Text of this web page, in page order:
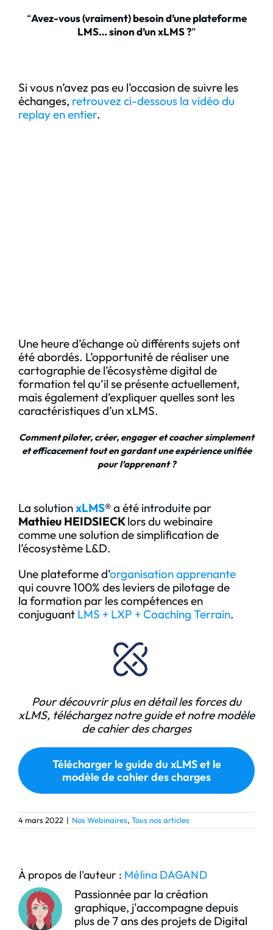
“Avez-vous (vraiment) besoin d’une plateforme
LMS… sinon d’un xLMS ?”
Si vous n’avez pas eu l’occasion de suivre les
échanges, retrouvez ci-dessous la vidéo du
replay en entier.
Une heure d’échange où différents sujets ont
été abordés. L’opportunité de réaliser une
cartographie de l’écosystème digital de
formation tel qu’il se présente actuellement,
mais également d’expliquer quelles sont les
caractéristiques d’un xLMS.
Comment piloter, créer, engager et coacher simplement
et efficacement tout en gardant une expérience unifiée
pour l’apprenant ?
La solutionxLMS®a été introduite par
Mathieu HEIDSIECKlors du webinaire
comme une solution de simplification de
l’écosystème L&D.
Une plateforme d’organisation apprenante
qui couvre 100% des leviers de pilotage de
la formation par les compétences en
conjuguant LMS + LXP + Coaching Terrain.
Pour découvrir plus en détail les forces du
xLMS, téléchargez notre guide et notre modèle
de cahier des charges
Télécharger le guide du xLMS et le
modèle de cahier des charges
4 mars 2022 | Nos Webinaires, Tous nos articles
À propos de l'auteur : Mélina DAGAND
Passionnée par la création
graphique, j'accompagne depuis
plus de 7 ans des projets de Digital